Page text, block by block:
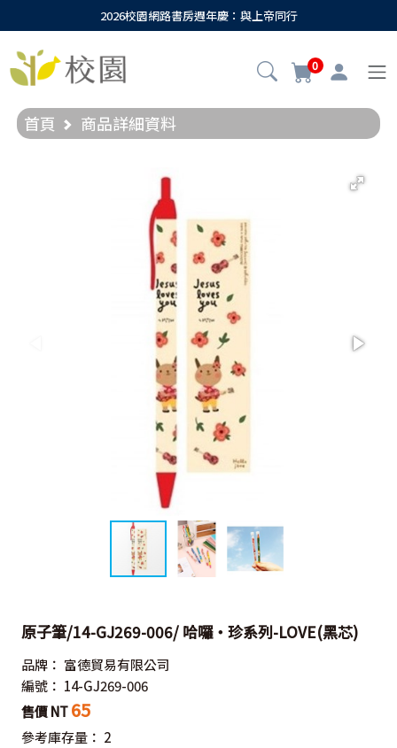
2026校園網路書房週年慶：與上帝同行
0
首頁 商品詳細資料
原子筆/14-GJ269-006/ 哈囉‧珍系列-LOVE(黑芯)
品牌： 富德貿易有限公司
編號： 14-GJ269-006
售價 NT 65
參考庫存量： 2